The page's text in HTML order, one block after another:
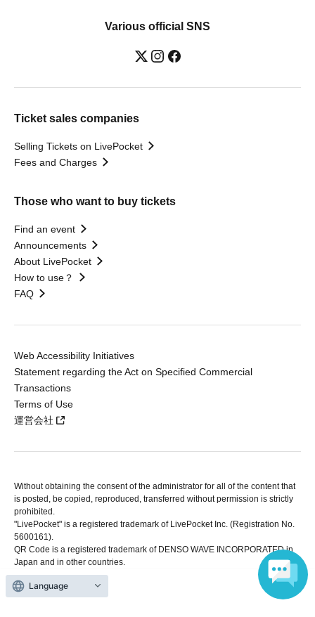
Various official SNS
Ticket sales companies
Selling Tickets on LivePocket
Fees and Charges
Those who want to buy tickets
Find an event
Announcements
About LivePocket
How to use？
FAQ
Web Accessibility Initiatives
Statement regarding the Act on Specified Commercial
Transactions
Terms of Use
運営会社
Without obtaining the consent of the administrator for all of the content that
is posted, be copied, reproduced, transferred without permission is strictly
prohibited.
"LivePocket" is a registered trademark of LivePocket Inc. (Registration No.
5600161).
QR Code is a registered trademark of DENSO WAVE INCORPORATED in
Japan and in other countries.
Language